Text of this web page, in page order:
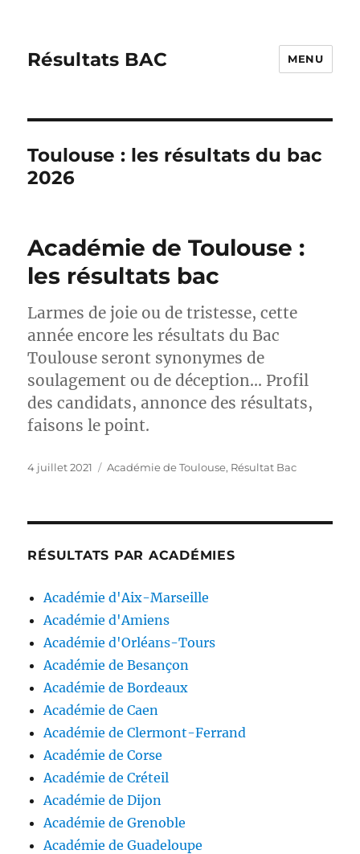
Résultats BAC MENU
Toulouse : les résultats du bac
2026
Académie de Toulouse :
les résultats bac
Larmes de joie ou de tristesse, cette
année encore les résultats du Bac
Toulouse seront synonymes de
soulagement ou de déception… Profil
des candidats, annonce des résultats,
faisons le point.
Publié
4 juillet 2021 Catégories
Académie de Toulouse, Résultat Bac
RÉSULTATS PAR ACADÉMIES
Académie d'Aix-Marseille
Académie d'Amiens
Académie d'Orléans-Tours
Académie de Besançon
Académie de Bordeaux
Académie de Caen
Académie de Clermont-Ferrand
Académie de Corse
Académie de Créteil
Académie de Dijon
Académie de Grenoble
Académie de Guadeloupe